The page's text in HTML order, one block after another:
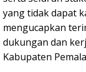
yang tidak dapat
mengucapkan
dukungan dan
Kabupaten